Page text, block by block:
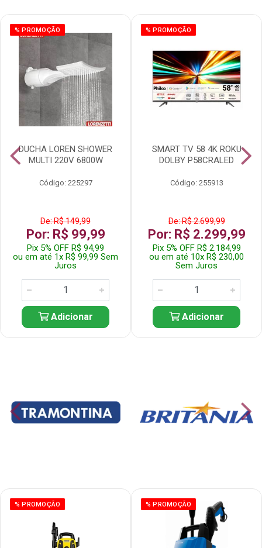
% PROMOÇÃO
DUCHA LOREN SHOWER
MULTI 220V 6800W
Código: 225297
De: R$ 149,99
Por: R$ 99,99
Pix 5% OFF R$ 94,99
ou em até 1x R$ 99,99 Sem
Juros
Adicionar
% PROMOÇÃO
SMART TV 58 4K ROKU
DOLBY P58CRALED
Código: 255913
De: R$ 2.699,99
Por: R$ 2.299,99
Pix 5% OFF R$ 2.184,99
ou em até 10x R$ 230,00
Sem Juros
Adicionar
% PROMOÇÃO % PROMOÇÃO